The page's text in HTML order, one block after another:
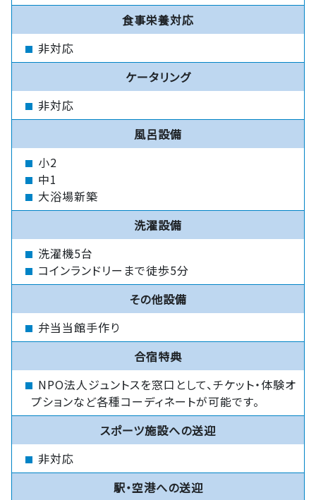
食事栄養対応
非対応
ケータリング
非対応
風呂設備
小2
中1
大浴場新築
洗濯設備
洗濯機5台
コインランドリーまで徒歩5分
その他設備
弁当当館手作り
合宿特典
NPO法人ジュントスを窓口として、チケット・体験オ
プションなど各種コーディネートが可能です。
スポーツ施設への送迎
非対応
駅・空港への送迎